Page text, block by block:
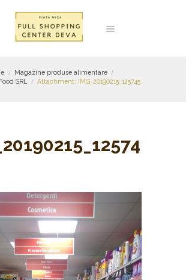
Magazine produse alimentare
SRL
Attachment: IMG_20190215_125745